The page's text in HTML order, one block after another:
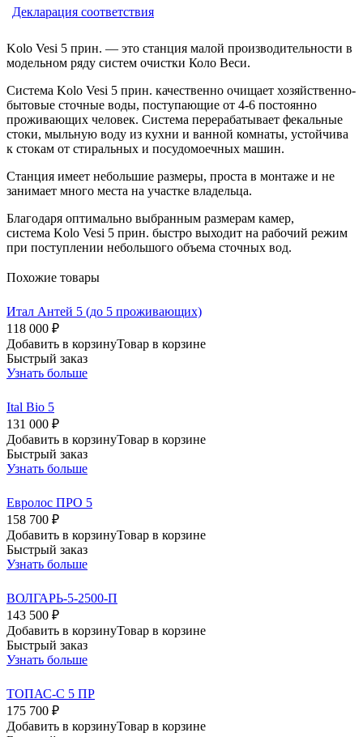
Декларация соответствия
Kolo Vesi 5 прин. — это станция малой производительности в
модельном ряду систем очистки Коло Веси.
Система Kolo Vesi 5 прин. качественно очищает хозяйственно-
бытовые сточные воды, поступающие от 4-6 постоянно
проживающих человек. Система перерабатывает фекальные
стоки, мыльную воду из кухни и ванной комнаты, устойчива
к стокам от стиральных и посудомоечных машин.
Станция имеет небольшие размеры, проста в монтаже и не
занимает много места на участке владельца.
Благодаря оптимально выбранным размерам камер,
система Kolo Vesi 5 прин. быстро выходит на рабочий режим
при поступлении небольшого объема сточных вод.
Похожие товары
Итал Антей 5 (до 5 проживающих)
118 000 ₽
Добавить в корзинуТовар в корзине
Быстрый заказ
Узнать больше
Ital Bio 5
131 000 ₽
Добавить в корзинуТовар в корзине
Быстрый заказ
Узнать больше
Евролос ПРО 5
158 700 ₽
Добавить в корзинуТовар в корзине
Быстрый заказ
Узнать больше
ВОЛГАРЬ-5-2500-П
143 500 ₽
Добавить в корзинуТовар в корзине
Быстрый заказ
Узнать больше
ТОПАС-С 5 ПР
175 700 ₽
Добавить в корзинуТовар в корзине